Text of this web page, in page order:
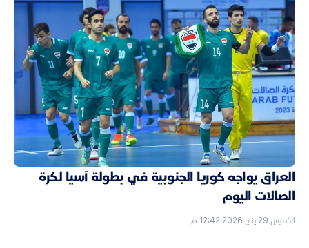
العراق يواجه كوريا الجنوبية في بطولة آسيا لكرة
الصالات اليوم
الخميس 29 يناير 2026 12:42 م